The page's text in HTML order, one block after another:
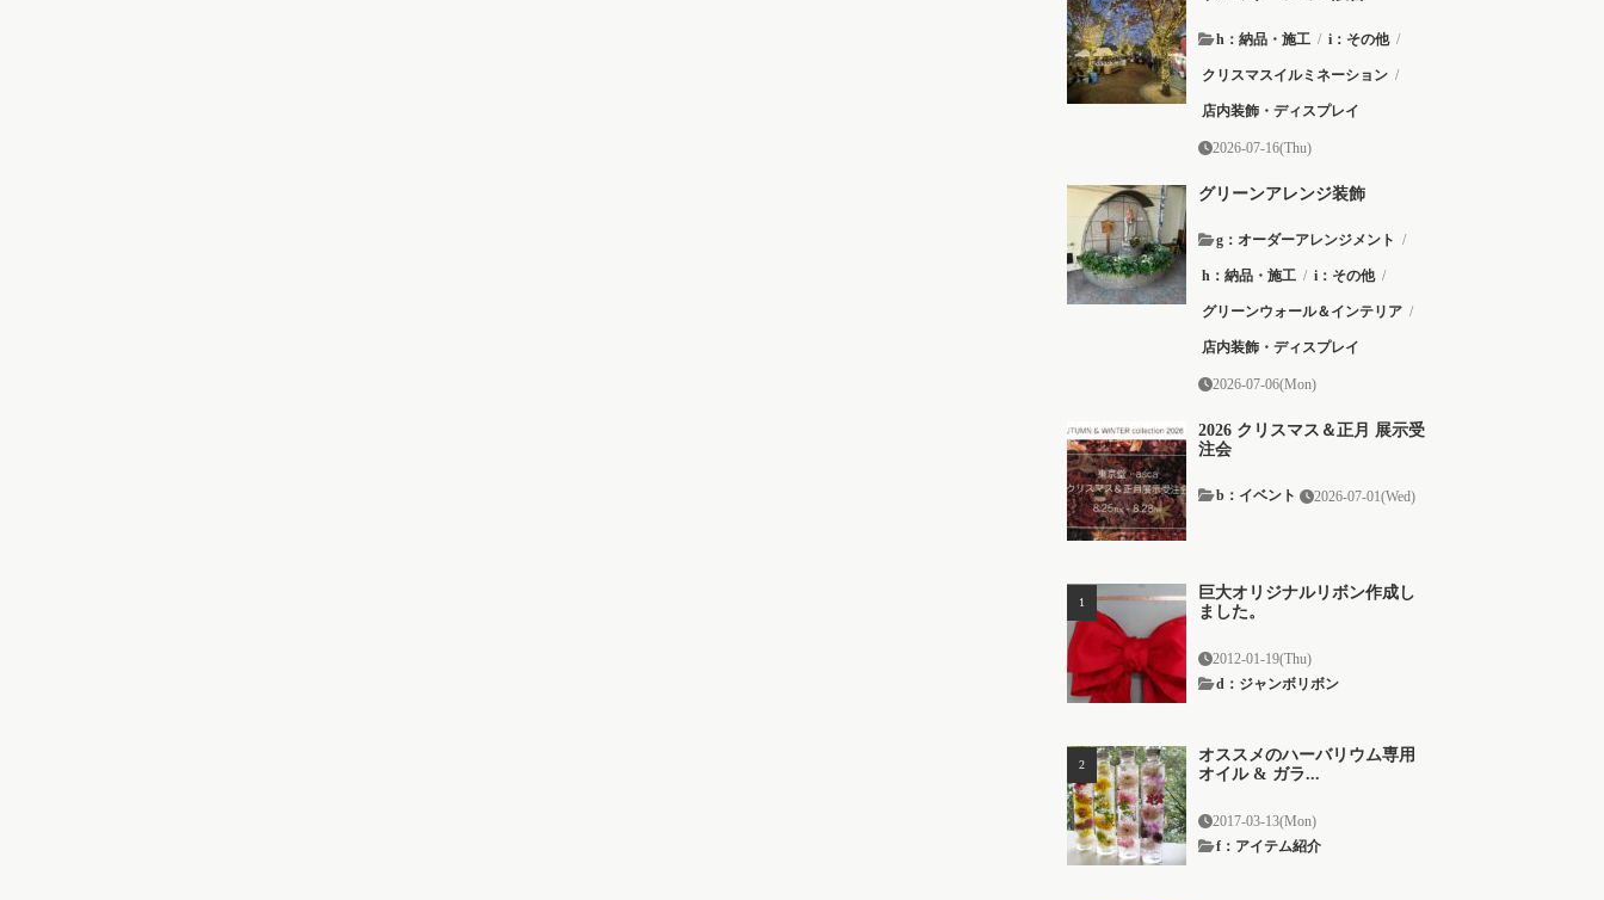
h：納品・施工 / i：その他 /
クリスマスイルミネーション /
店内装飾・ディスプレイ
2026-07-16(Thu)
グリーンアレンジ装飾
g：オーダーアレンジメント /
h：納品・施工 / i：その他 /
グリーンウォール＆インテリア /
店内装飾・ディスプレイ
2026-07-06(Mon)
2026 クリスマス＆正月 展示受
注会
b：イベント 2026-07-01(Wed)
巨大オリジナルリボン作成し
ました。
2012-01-19(Thu)
d：ジャンボリボン
オススメのハーバリウム専用
オイル & ガラ...
2017-03-13(Mon)
f：アイテム紹介